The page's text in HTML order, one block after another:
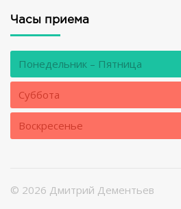
Часы приема
Понедельник – Пятница
Суббота
Воскресенье
© 2026 Дмитрий Дементьев